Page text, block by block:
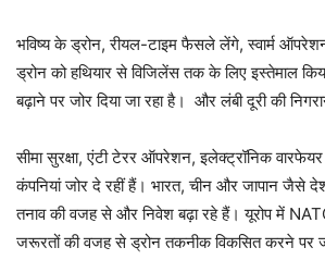
भविष्य के ड्रोन, रीयल-टाइम फैसले लेंगे, स्वार्म
ड्रोन को हथियार से विजिलेंस तक के लिए इस्तेमाल
बढ़ाने पर जोर दिया जा रहा है। और लंबी दूरी की
सीमा सुरक्षा, एंटी टेरर ऑपरेशन, इलेक्ट्रॉनिक
कंपनियां जोर दे रहीं हैं। भारत, चीन और जापान जैसे
तनाव की वजह से और निवेश बढ़ा रहे हैं। यूरोप में
जरूरतों की वजह से ड्रोन तकनीक विकसित करने पर